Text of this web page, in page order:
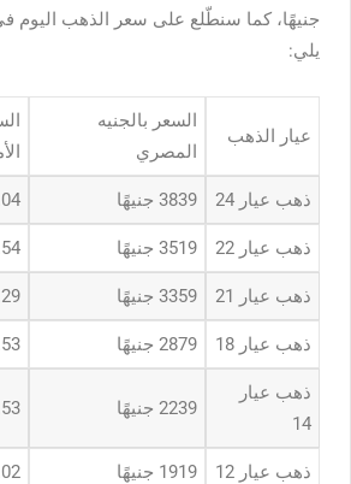
جنيهًا، كما سنطّلع على سعر الذهب اليوم
يلي:
عيار الذهب
السعر بالجنيه
المصري
ذهب عيار 24 3839 جنيهًا
ذهب عيار 22 3519 جنيهًا
ذهب عيار 21 3359 جنيهًا
ذهب عيار 18 2879 جنيهًا
ذهب عيار
14
2239 جنيهًا
ذهب عيار 12 1919 جنيهًا